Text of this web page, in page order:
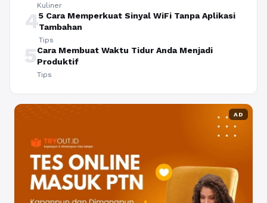
Kuliner
45 Cara Memperkuat Sinyal WiFi Tanpa Aplikasi
Tambahan
Tips
5Cara Membuat Waktu Tidur Anda Menjadi
Produktif
Tips
AD